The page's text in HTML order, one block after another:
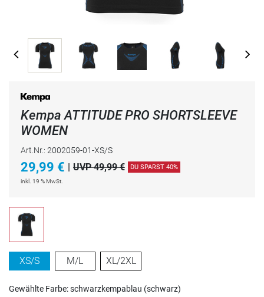
Kempa ATTITUDE PRO SHORTSLEEVE
WOMEN
Art.Nr.: 2002059-01-XS/S
29,99 € | UVP 49,99 € DU SPARST 40%
inkl. 19 % MwSt.
XS/S M/L XL/2XL
Gewählte Farbe: schwarzkempablau (schwarz)